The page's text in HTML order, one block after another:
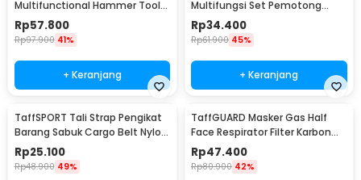
Multifunctional Hammer Tool
for Camping Survival - WL-
9003
Rp57.800
Rp97.900 41%
+ Keranjang
Multifungsi Set Pemotong
Kayu Besi
Rp34.400
Rp61.900 45%
+ Keranjang
TaffSPORT Tali Strap Pengikat
Barang Sabuk Cargo Belt Nylon
5M - XR2
Rp25.100
Rp48.900 49%
TaffGUARD Masker Gas Half
Face Respirator Filter Karbon
Aktif KN95 - 6200
Rp47.400
Rp80.900 42%